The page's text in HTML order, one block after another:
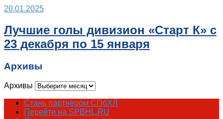
20.01.2025
Лучшие голы дивизион «Старт К» с
23 декабря по 15 января
Архивы
Архивы
Стань партнёром СПбХЛ
Перейти на SPBHL.RU